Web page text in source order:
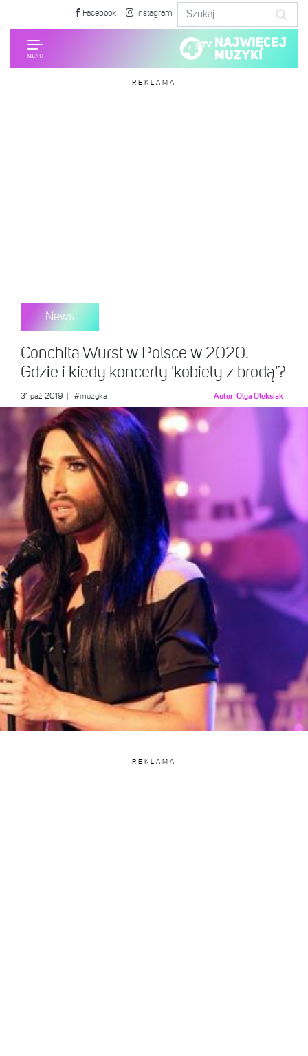
Facebook Instagram
REKLAMA
News
Conchita Wurst w Polsce w 2020.
Gdzie i kiedy koncerty 'kobiety z brodą'?
31 paź 2019 #muzyka Autor:Olga Oleksiak
REKLAMA